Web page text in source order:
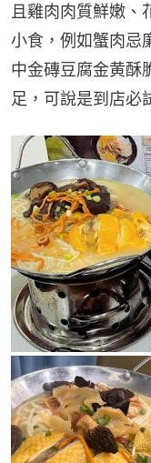
且雞肉肉質鮮嫩、
小食，例如蟹肉忌
中金磚豆腐金黄酥
足，可說是到店必